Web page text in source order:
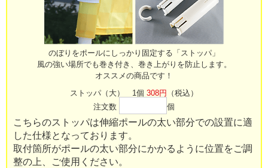
のぼりをポールにしっかり固定する「ストッパ」
風の強い場所でも巻き付き、巻き上がりを防止します。
オススメの商品です！
ストッパ（大） 1個 308円
（税込）
注文数
個
こちらのストッパは伸縮ポールの太い部分での設置に適
した仕様となっております。
取付箇所がポールの太い部分にかかるように位置をご調
整の上、ご使用ください。